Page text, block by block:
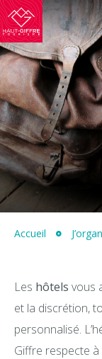
Haut-
Giffre
Tourisme
Accueil
Les hôtels vous
et la discrétion,
personnalisé.
Giffre respecte